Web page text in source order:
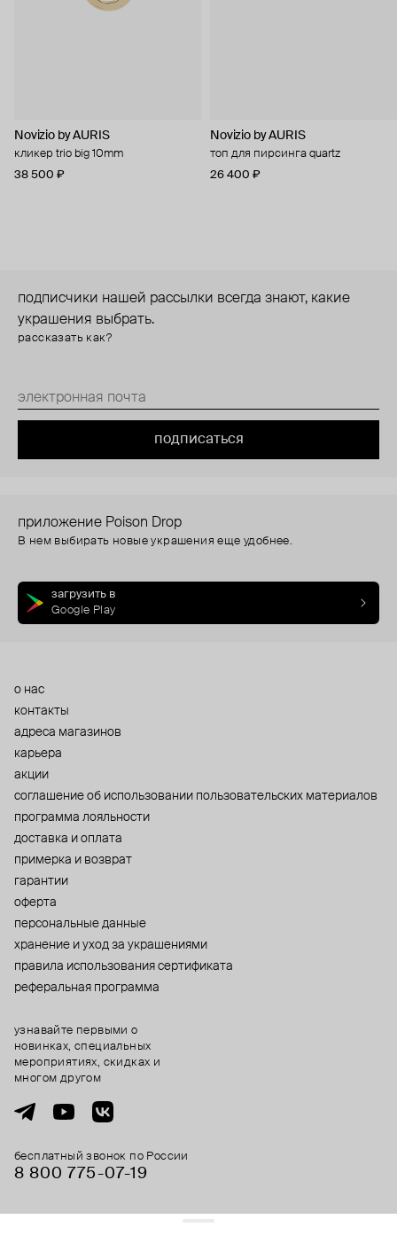
Novizio by AURIS
кликер trio big 10mm
38 500 ₽
Novizio by AURIS
топ для пирсинга quartz
26 400 ₽
подписчики нашей рассылки всегда знают, какие
украшения выбрать.
рассказать как?
подписаться
приложение Poison Drop
В нем выбирать новые украшения еще удобнее.
загрузить в
Google Play
о нас
контакты
адреса магазинов
карьера
акции
cоглашение об использовании пользовательских материалов
программа лояльности
доставка и оплата
примерка и возврат
гарантии
оферта
персональные данные
хранение и уход за украшениями
правила использования сертификата
реферальная программа
бесплатный звонок по России
8 800 775⁠-07⁠-19
узнавайте первыми о
новинках, специальных
мероприятиях, скидках и
многом другом